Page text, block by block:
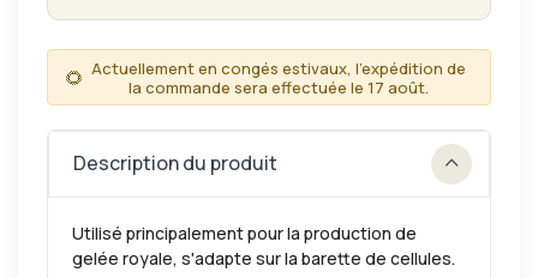
🌻 Actuellement en congés estivaux, l'expédition de
la commande sera effectuée le 17 août.
Description du produit
Utilisé principalement pour la production de
gelée royale, s'adapte sur la barette de cellules.